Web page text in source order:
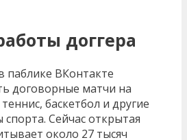
доггера
паблике ВКонтакте
договорные матчи на
баскетбол и другие
Сейчас открытая
около 27 тысяч